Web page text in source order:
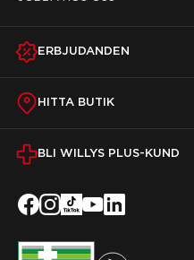
ERBJUDANDEN
HITTA BUTIK
BLI WILLYS PLUS-KUND